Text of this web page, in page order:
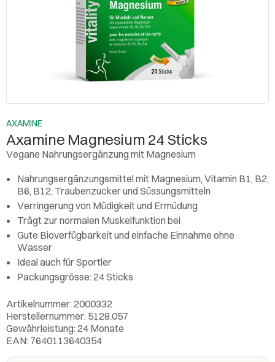
AXAMINE
Axamine Magnesium 24 Sticks
Vegane Nahrungsergänzung mit Magnesium
Nahrungsergänzungsmittel mit Magnesium, Vitamin B1, B2,
B6, B12, Traubenzucker und Süssungsmitteln
Verringerung von Müdigkeit und Ermüdung
Trägt zur normalen Muskelfunktion bei
Gute Bioverfügbarkeit und einfache Einnahme ohne
Wasser
Ideal auch für Sportler
Packungsgrösse: 24 Sticks
Artikelnummer: 2000332
Herstellernummer: 5128.057
Gewährleistung: 24 Monate
EAN: 7640113640354